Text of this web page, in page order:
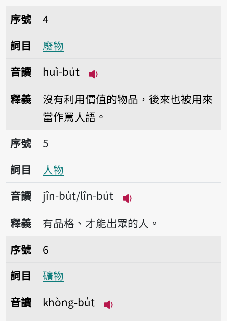
序號4廢物
序號
4
詞目
廢物
音讀
huì-bu̍t
釋義
沒有利用價值的物品，後來也被用來
當作罵人語。
序號5人物
序號
5
詞目
人物
音讀
jîn-bu̍t/lîn-bu̍t
播放音讀jîn-bu̍t/lîn-
釋義
有品格、才能出眾的人。
序號6礦物
序號
6
詞目
礦物
音讀
khòng-bu̍t